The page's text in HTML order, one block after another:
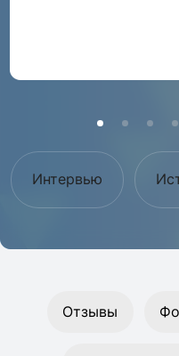
Интервью
Отзывы